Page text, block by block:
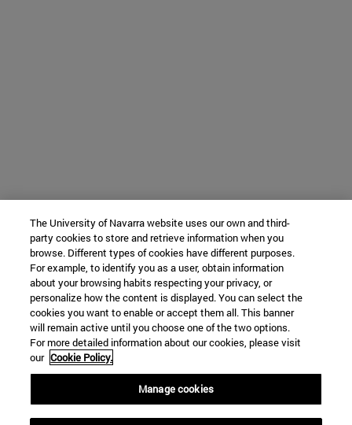
The University of Navarra website uses our own and third-
party cookies to store and retrieve information when you
browse. Different types of cookies have different purposes.
For example, to identify you as a user, obtain information
about your browsing habits respecting your privacy, or
personalize how the content is displayed. You can select the
cookies you want to enable or accept them all. This banner
will remain active until you choose one of the two options.
For more detailed information about our cookies, please visit
our Cookie Policy.
Manage cookies